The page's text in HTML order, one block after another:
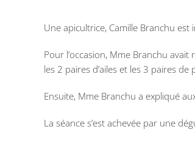
Une apicultrice, Camille Branchu
Pour l’occasion, Mme Branchu
les 2 paires d’ailes et les 3 paires
Ensuite, Mme Branchu a expliqué
La séance s’est achevée par une